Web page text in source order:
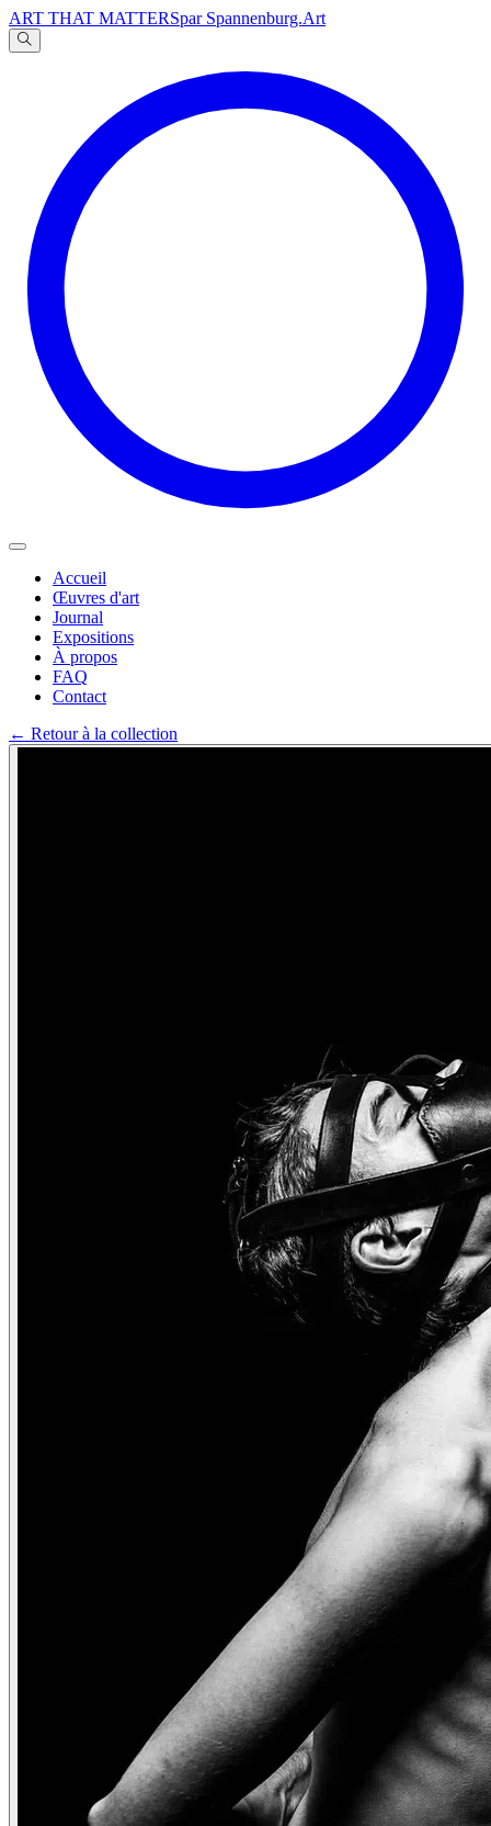
ART THAT MATTERSpar Spannenburg.Art
文
Accueil
Œuvres d'art
Journal
Expositions
À propos
FAQ
Contact
← Retour à la collection